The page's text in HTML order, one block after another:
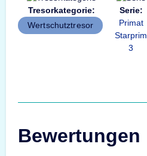
Tresorkategorie:
Wertschutztresor
Serie:
Primat
Starprim
3
Bewertungen